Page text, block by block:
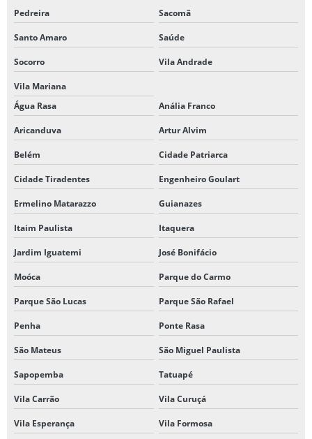
Pedreira Sacomã
Santo Amaro Saúde
Socorro Vila Andrade
Vila Mariana
Água Rasa
Anália Franco
Aricanduva Artur Alvim
Belém Cidade Patriarca
Cidade Tiradentes Engenheiro Goulart
Ermelino Matarazzo Guianazes
Itaim Paulista Itaquera
Jardim Iguatemi José Bonifácio
Moóca Parque do Carmo
Parque São Lucas Parque São Rafael
Penha Ponte Rasa
São Mateus São Miguel Paulista
Sapopemba Tatuapé
Vila Carrão Vila Curuçá
Vila Esperança Vila Formosa